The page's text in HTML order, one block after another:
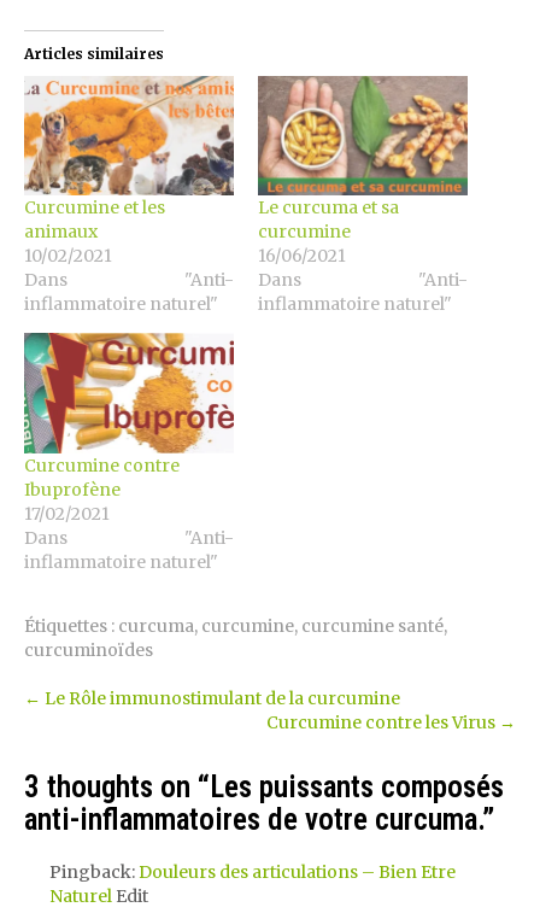
Articles similaires
Curcumine et les
animaux
10/02/2021
Dans "Anti-
inflammatoire naturel"
Le curcuma et sa
curcumine
16/06/2021
Dans "Anti-
inflammatoire naturel"
Curcumine contre
Ibuprofène
17/02/2021
Dans "Anti-
inflammatoire naturel"
Étiquettes : curcuma, curcumine, curcumine santé,
curcuminoïdes
← Le Rôle immunostimulant de la curcumine
Curcumine contre les Virus →
3 thoughts on “ Les puissants composés
anti-inflammatoires de votre curcuma.”
Pingback:Douleurs des articulations – Bien Etre
Naturel Edit